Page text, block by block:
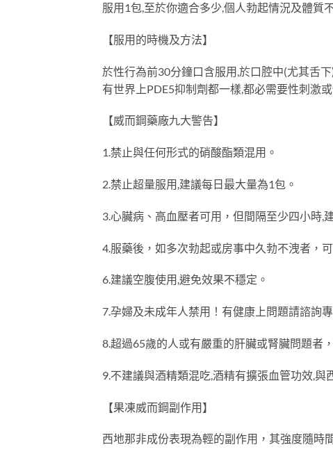
服用1包,至於你適合多少,個人勃起情況及體質
【服用的時機及方法】
於性行為前30分鐘口含服用,於口腔中(尤其舌
有世界上PDE5抑制劑都一樣,都必需要性刺激
【威而鋼藥廠九大警告】
1.禁止與任何形式的硝酸酯類混用。
2.禁止超量服用,建議每日最大量為1包。
3.心臟病、高血壓者可用，但間隔至少四小時,
4.服藥後，如多次勃起或房事中久勃不洩者，
6.建議空腹使用,避免效果不穩定。
7.孕婦及未成年人禁用！有健康上問題請諮詢
8.超過65歲的人或有嚴重的肝臟或腎臟問題者
9.不建議與酒精類混吃,酒精有擴張血管功效,
【果凍威而鋼副作用】
西地那非成份表現為輕的副作用，其強度隨時